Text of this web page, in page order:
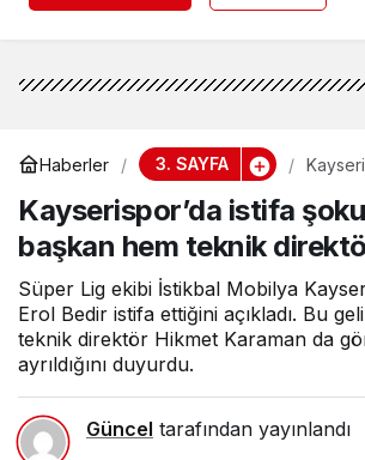
Haberler 3. SAYFA
teknik
Kayserispor’da istifa
başkan hem teknik
Süper Lig ekibi İstikbal Mobilya
Erol Bedir istifa ettiğini açıkladı. Bu
teknik direktör Hikmet Karaman da
ayrıldığını duyurdu.
Güncel tarafından yayınlandı